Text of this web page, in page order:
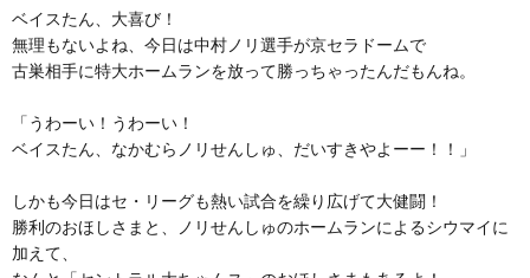
ベイスたん、大喜び！
無理もないよね、今日は中村ノリ選手が京セラドームで
古巣相手に特大ホームランを放って勝っちゃったんだもんね。
「うわーい！うわーい！
ベイスたん、なかむらノリせんしゅ、だいすきやよーー！！」
しかも今日はセ・リーグも熱い試合を繰り広げて大健闘！
勝利のおほしさまと、ノリせんしゅのホームランによるシウマイに
加えて、